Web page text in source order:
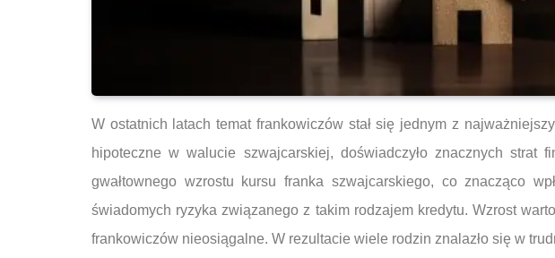
W ostatnich latach temat frankowiczów stał się jednym z
hipoteczne w walucie szwajcarskiej, doświadczyło znacznych strat
gwałtownego wzrostu kursu franka szwajcarskiego, co znacząco
świadomych ryzyka związanego z takim rodzajem kredytu. Wzrost
frankowiczów nieosiągalne. W rezultacie wiele rodzin znalazło się w